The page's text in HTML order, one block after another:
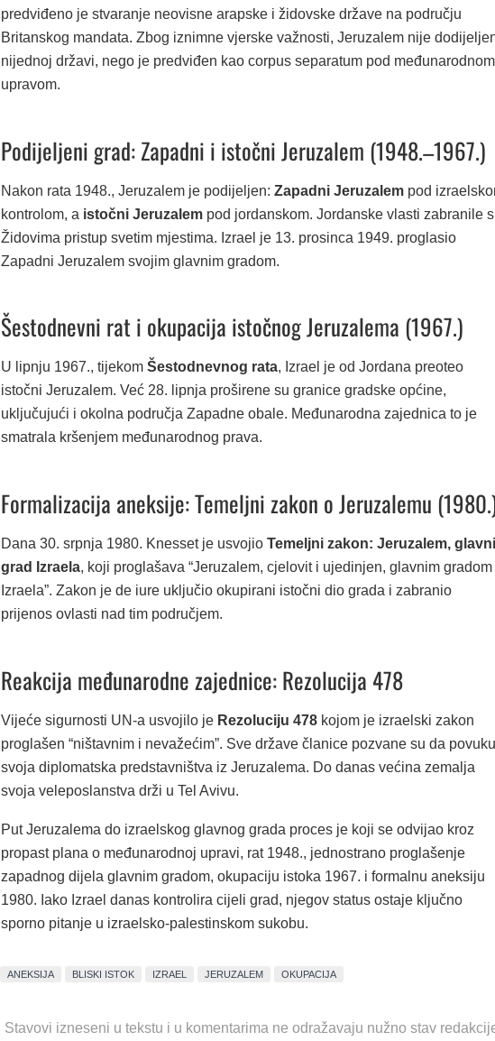
predviđeno je stvaranje neovisne arapske i židovske države na području
Britanskog mandata. Zbog iznimne vjerske važnosti, Jeruzalem nije
nijednoj državi, nego je predviđen kao corpus separatum pod međunarodnom
upravom.
Podijeljeni grad: Zapadni i istočni Jeruzalem (1948.–1967.)
Nakon rata 1948., Jeruzalem je podijeljen: Zapadni Jeruzalempod
kontrolom, a istočni Jeruzalempod jordanskom. Jordanske vlasti zabranile
Židovima pristup svetim mjestima. Izrael je 13. prosinca 1949. proglasio
Zapadni Jeruzalem svojim glavnim gradom.
Šestodnevni rat i okupacija istočnog Jeruzalema (1967.)
U lipnju 1967., tijekom Šestodnevnog rata, Izrael je od Jordana preoteo
istočni Jeruzalem. Već 28. lipnja proširene su granice gradske općine,
uključujući i okolna područja Zapadne obale. Međunarodna zajednica to je
smatrala kršenjem međunarodnog prava.
Formalizacija aneksije: Temeljni zakon o Jeruzalemu
Dana 30. srpnja 1980. Knesset je usvojio Temeljni zakon: Jeruzalem, glavni
grad Izraela, koji proglašava “Jeruzalem, cjelovit i ujedinjen, glavnim gradom
Izraela”. Zakon je de iure uključio okupirani istočni dio grada i zabranio
prijenos ovlasti nad tim područjem.
Reakcija međunarodne zajednice: Rezolucija 478
Vijeće sigurnosti UN-a usvojilo je Rezoluciju 478kojom je izraelski zakon
proglašen “ništavnim i nevažećim”. Sve države članice pozvane su da povuku
svoja diplomatska predstavništva iz Jeruzalema. Do danas većina zemalja
svoja veleposlanstva drži u Tel Avivu.
Put Jeruzalema do izraelskog glavnog grada proces je koji se odvijao kroz
propast plana o međunarodnoj upravi, rat 1948., jednostrano proglašenje
zapadnog dijela glavnim gradom, okupaciju istoka 1967. i formalnu aneksiju
1980. Iako Izrael danas kontrolira cijeli grad, njegov status ostaje ključno
sporno pitanje u izraelsko-palestinskom sukobu.
ANEKSIJA BLISKI ISTOK IZRAEL JERUZALEM OKUPACIJA
Stavovi izneseni u tekstu i u komentarima ne odražavaju nužno stav